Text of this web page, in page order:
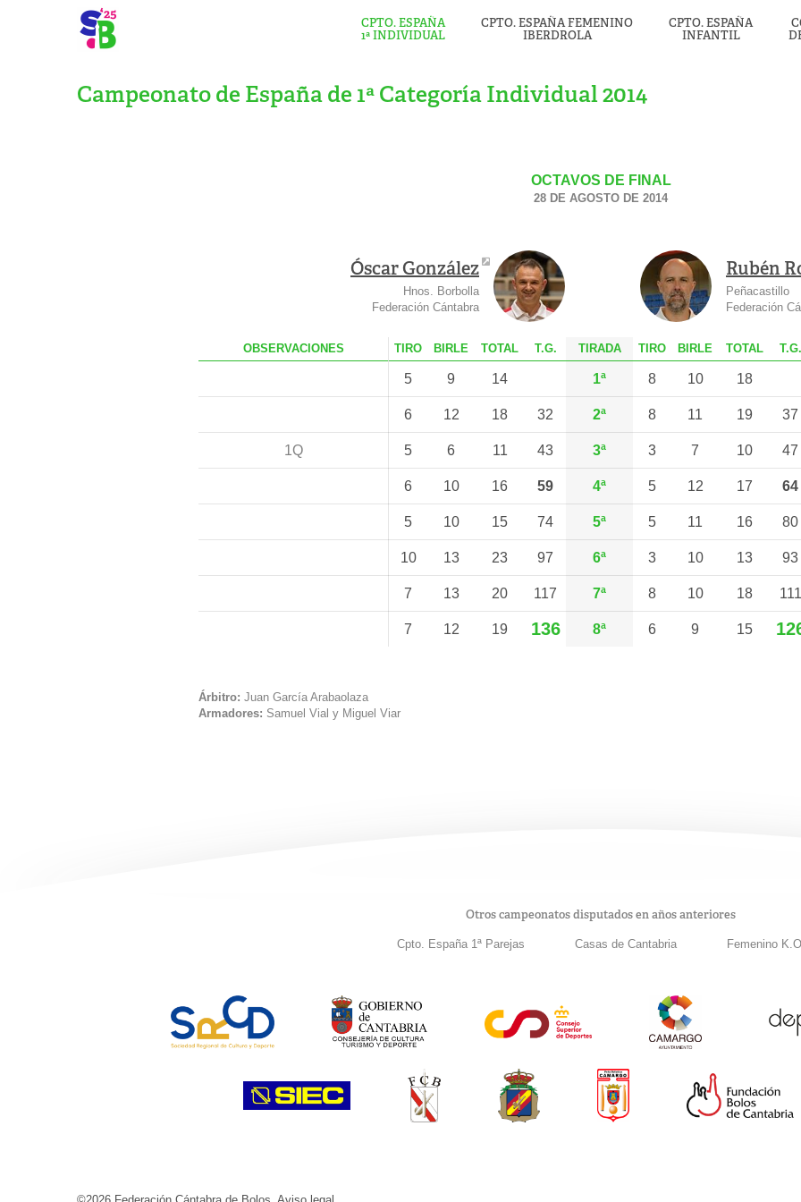
CPTO. ESPAÑA
1ª INDIVIDUAL
CPTO. ESPAÑA FEMENINO
IBERDROLA
CPTO. ESPAÑA
INFANTIL
Campeonato de España de 1ª Categoría Individual 2014
OCTAVOS DE FINAL
28 DE AGOSTO DE 2014
Óscar González
Hnos. Borbolla
Federación Cántabra
Rubén
Peñacastillo
Federación
OBS ERVACIONES T IRO B IRLE TOTAL T.G. TIRADA T IRO B IRLE TOTAL T.G.
5 9 14 1ª 8 10 18
6 12 18 32 2ª 8 11 19 37
1Q 5 6 11 43 3ª 3 7 10 47
6 10 16 59 4ª 5 12 17 64
5 10 15 74 5ª 5 11 16 80
10 13 23 97 6ª 3 10 13 93
7 13 20 117 7ª 8 10 18 111
7 12 19 136 8ª 6 9 15
Árbitro: Juan García Arabaolaza
Armadores: Samuel Vial y Miguel Viar
Otros campeonatos disputados en años anteriores
Cpto. España 1ª Parejas Casas de Cantabria Femenino